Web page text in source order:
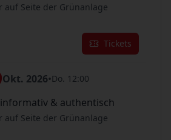
auf Seite der Grünanlage
Tickets
Okt. 2026•Do. 12:00
& authentisch
auf Seite der Grünanlage